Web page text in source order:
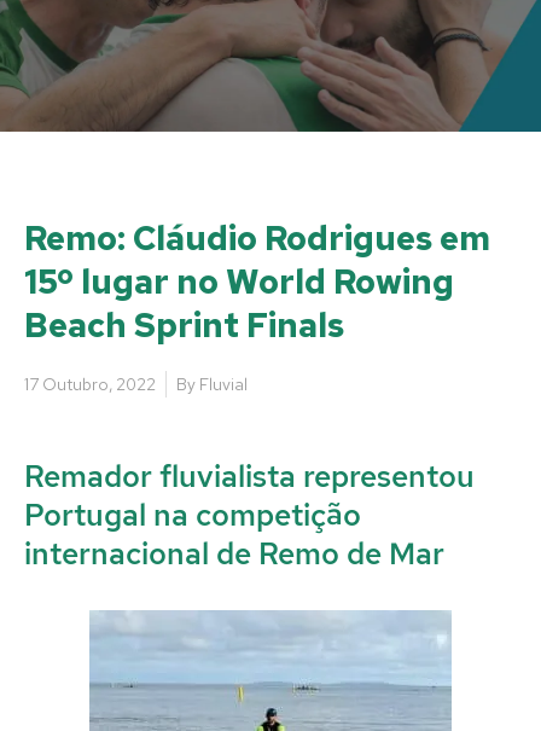
Remo: Cláudio Rodrigues em
15º lugar no World Rowing
Beach Sprint Finals
17 Outubro, 2022 By Fluvial
Remador fluvialista representou
Portugal na competição
internacional de Remo de Mar